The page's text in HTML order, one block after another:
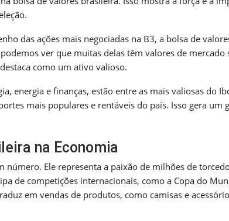
das ações mais negociadas na B3, a bolsa de
ver que muitas delas têm valores de
como um ativo valioso.
energia e finanças, estão entre as mais valiosas do
mais populares e rentáveis do país. Isso gera um
na Economia
número. Ele representa a paixão de milhões de
de competições internacionais, como a Copa do
em vendas de produtos, como camisas e